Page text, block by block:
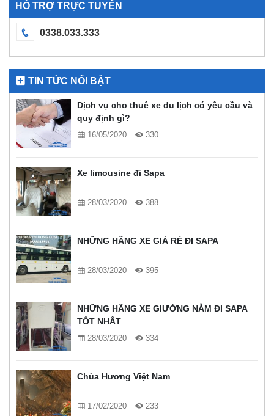
HỖ TRỢ TRỰC TUYẾN
0338.033.333
TIN TỨC NỔI BẬT
Dịch vụ cho thuê xe du lịch có yêu cầu và
quy định gì?
16/05/2020 330
Xe limousine đi Sapa
28/03/2020 388
NHỮNG HÃNG XE GIÁ RẺ ĐI SAPA
28/03/2020 395
NHỮNG HÃNG XE GIƯỜNG NẰM ĐI SAPA
TỐT NHẤT
28/03/2020 334
Chùa Hương Việt Nam
17/02/2020 233